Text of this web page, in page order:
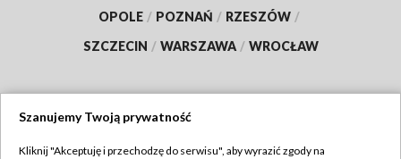
OPOLE / POZNAŃ / RZESZÓW /
SZCZECIN / WARSZAWA / WROCŁAW
Szanujemy Twoją prywatność
Kliknij "Akceptuję i przechodzę do serwisu", aby wyrazić zgody na